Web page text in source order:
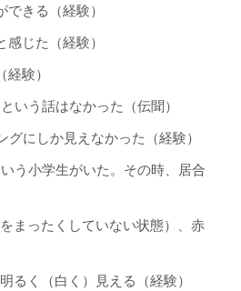
きる（経験）
じた（経験）
験）
いう話はなかった（伝聞）
にしか見えなかった（経験）
う小学生がいた。その時、居合
まったくしていない状態）、赤
るく（白く）見える（経験）